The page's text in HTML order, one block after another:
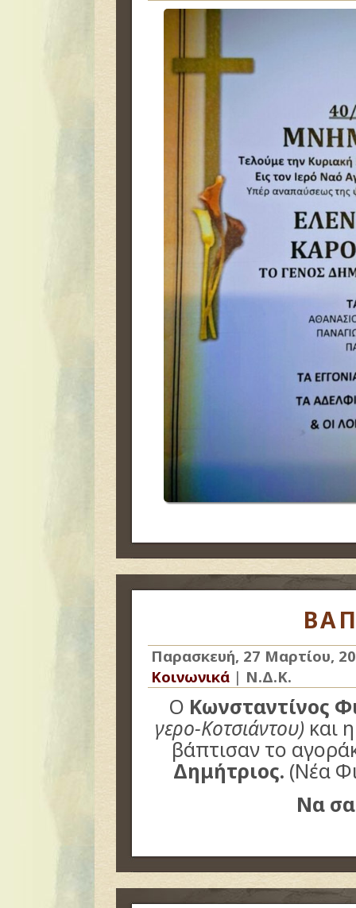
Παρασκευή, 27 Μαρτίου,
Κοινωνικά | Ν.Δ.Κ.
Ο Κωνσταντίνος
γερο-Κοτσιάντου)και
βάπτισαν το
Δημήτριος. (Νέα
Να